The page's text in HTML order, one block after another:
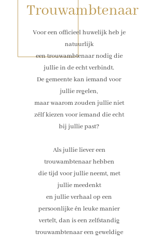
Trouwambtenaar
Voor een officieel huwelijk heb je
natuurlijk
een trouwambtenaar nodig die
jullie in de echt verbindt.
De gemeente kan iemand voor
jullie regelen,
maar waarom zouden jullie niet
zélf kiezen voor iemand die echt
bij jullie past?
Als jullie liever een
trouwambtenaar hebben
die tijd voor jullie neemt, met
jullie meedenkt
en jullie verhaal op een
persoonlijke én leuke manier
vertelt, dan is een zelfstandig
trouwambtenaar een geweldige